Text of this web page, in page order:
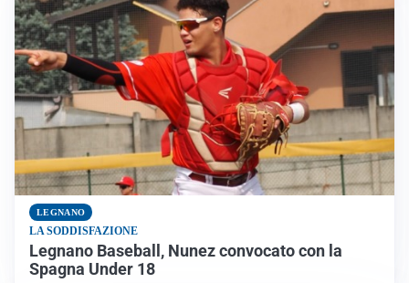
LEGNANO
LA SODDISFAZIONE
Legnano Baseball, Nunez convocato con la
Spagna Under 18